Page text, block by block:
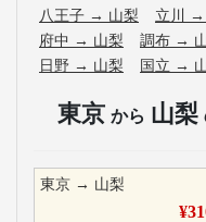
八王子 → 山梨 立川 →
府中 → 山梨 調布 →
日野 → 山梨 国立 →
東京 から 山梨
東京 → 山梨
¥